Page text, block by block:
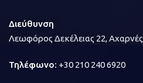
Διεύθυνση
Λεωφόρος Δεκέλειας 22, Αχαρνές
Τηλέφωνο: +30 210 240 6920